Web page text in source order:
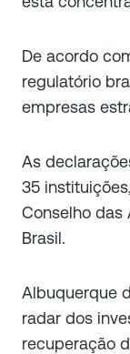
De acordo
regulatório
empresas
As
35
Conselho das
Brasil.
Albuquerque
radar dos
recuperação